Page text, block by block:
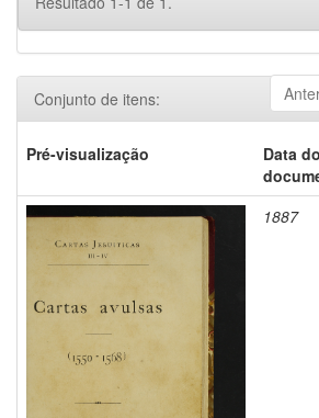
Conjunto de itens:
Pré-visualização
Data do
1887